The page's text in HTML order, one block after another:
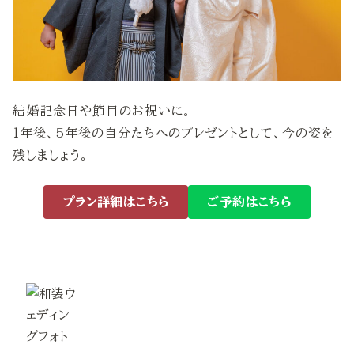
結婚記念日や節目のお祝いに。
1年後、5年後の自分たちへのプレゼントとして、今の姿を
残しましょう。
プラン詳細はこちら ご予約はこちら